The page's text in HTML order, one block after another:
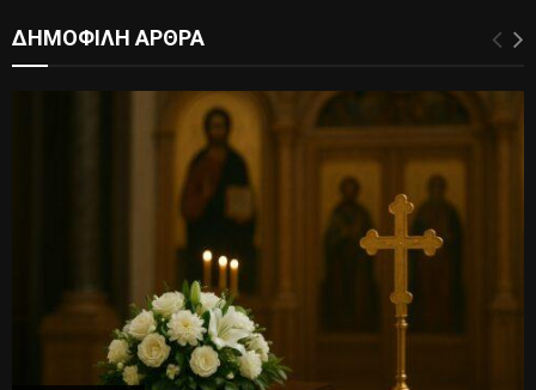
ΔΗΜΟΦΙΛΗ ΑΡΘΡΑ